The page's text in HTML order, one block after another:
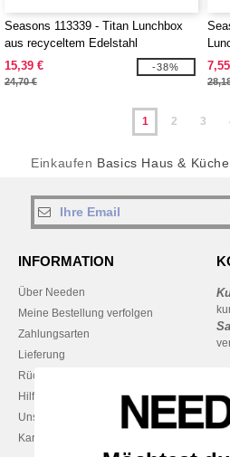
Seasons 113339 - Titan Lunchbox
aus recyceltem Edelstahl
15,39 €
24,70 €
-38%
1 2 3
Einkaufen Basics Haus & Küche
INFORMATION
Über Needen
Meine Bestellung verfolgen
Zahlungsarten
Lieferung
Rückerstattungen / Rückgaben
Hilfe & FAQs
Unsere Engagements
Karriere
&